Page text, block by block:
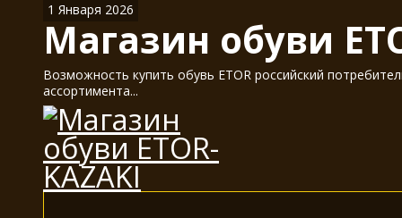
1 Января 2026
Магазин обуви
Возможность купить обувь ETOR российский
ассортимента...